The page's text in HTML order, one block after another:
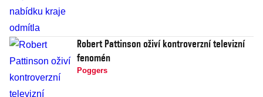
Robert Pattinson oživí kontroverzní televizní
fenomén
Poggers